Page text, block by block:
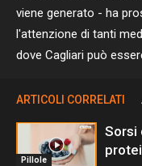
viene generato - ha
l'attenzione di tanti
dove Cagliari può
ARTICOLI CORRELATI
Pillole
Sorsi